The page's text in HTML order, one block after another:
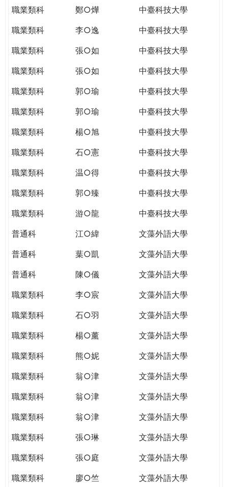
職業類科
鄭○燁
中臺科技大學
職業類科
李○逸
中臺科技大學
職業類科
張○如
中臺科技大學
職業類科
張○如
中臺科技大學
職業類科
郭○瑜
中臺科技大學
職業類科
郭○瑜
中臺科技大學
職業類科
楊○旭
中臺科技大學
職業類科
石○憲
中臺科技大學
職業類科
温○得
中臺科技大學
職業類科
郭○臻
中臺科技大學
職業類科
游○龍
中臺科技大學
普通科
江○緯
文藻外語大學
普通科
葉○凱
文藻外語大學
普通科
陳○儀
文藻外語大學
職業類科
李○宸
文藻外語大學
職業類科
石○羽
文藻外語大學
職業類科
楊○薰
文藻外語大學
職業類科
熊○妮
文藻外語大學
職業類科
翁○津
文藻外語大學
職業類科
翁○津
文藻外語大學
職業類科
翁○津
文藻外語大學
職業類科
張○琳
文藻外語大學
職業類科
張○庭
文藻外語大學
職業類科
廖○竺 文藻外語大學